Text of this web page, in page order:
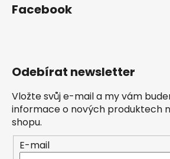
Facebook
Odebírat newsletter
Vložte svůj e-mail a my vám
informace o nových produktech
shopu.
E-mail